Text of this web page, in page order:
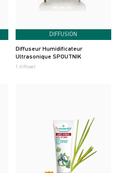
DIFFUSION
Diffuseur Humidificateur
Ultrasonique SPOUTNIK
1 diffuser